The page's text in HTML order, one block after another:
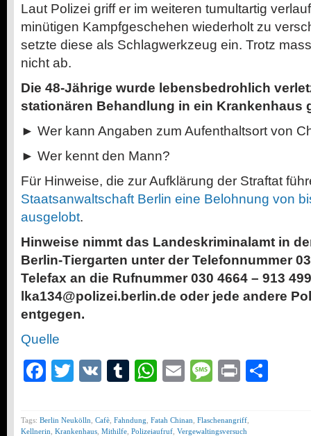
Laut Polizei griff er im weiteren tumultartig
minütigen Kampfgeschehen wiederholt zu
setzte diese als Schlagwerkzeug ein. Trotz
nicht ab.
Die 48-Jährige wurde lebensbedrohlich
stationären Behandlung in ein Krankenhaus
► Wer kann Angaben zum Aufenthaltsort von
► Wer kennt den Mann?
Für Hinweise, die zur Aufklärung der Straftat
Staatsanwaltschaft Berlin eine Belohnung von
ausgelobt.
Hinweise nimmt das Landeskriminalamt in
Berlin-Tiergarten unter der Telefonnummer
Telefax an die Rufnummer 030 4664 – 913
lka134@polizei.berlin.de oder jede andere
entgegen.
Quelle
Facebook
Twitter
VK Tumblr
WhatsApp
EmailMessage
Print
Tags: Berlin Neukölln Cafè Fahndung Fatah Chinan Flaschenangriff
Kellnerin Krankenhaus Mithilfe Polizeiaufruf Vergewaltingsversuch